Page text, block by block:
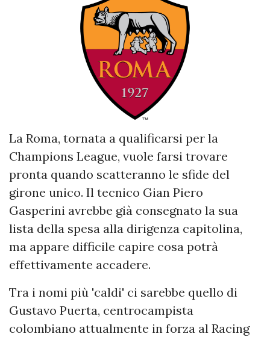
La Roma, tornata a qualificarsi per la
Champions League, vuole farsi trovare
pronta quando scatteranno le sfide del
girone unico. Il tecnico Gian Piero
Gasperini avrebbe già consegnato la sua
lista della spesa alla dirigenza capitolina,
ma appare difficile capire cosa potrà
effettivamente accadere.
Tra i nomi più 'caldi' ci sarebbe quello di
Gustavo Puerta, centrocampista
colombiano attualmente in forza al Racing